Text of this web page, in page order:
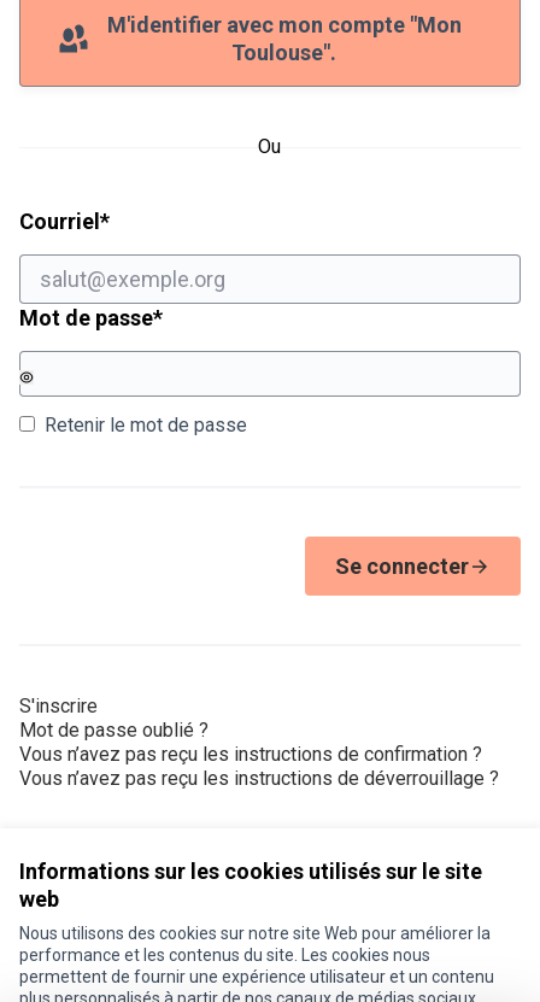
Informations sur les cookies utilisés sur le site
web
Nous utilisons des cookies sur notre site Web pour améliorer la
performance et les contenus du site. Les cookies nous
permettent de fournir une expérience utilisateur et un contenu
M'identifier avec mon compte "Mon
Toulouse".
Ou
Courriel *Champ obligatoire
Mot de passe*Champ obligatoire
Retenir le mot de passe
Se connecter
S'inscrire
Mot de passe oublié ?
Vous n’avez pas reçu les instructions de confirmation ?
Vous n’avez pas reçu les instructions de déverrouillage ?
Conditions d'utilisation
Paramètres des cookies
Je participe ! sur X
Je participe ! sur Facebook
Je participe ! sur Instagram